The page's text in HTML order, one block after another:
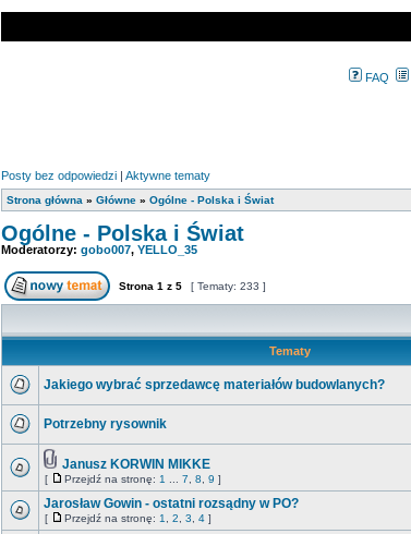
FAQ
Posty bez odpowiedzi | Aktywne tematy
Strona główna » Główne » Ogólne - Polska i Świat
Ogólne - Polska i Świat
Moderatorzy: gobo007, YELLO_35
Strona 1 z 5 [ Tematy: 233 ]
Tematy
Jakiego wybrać sprzedawcę materiałów budowlanych?
Potrzebny rysownik
Janusz KORWIN MIKKE
[ Przejdź na stronę: 1 7 8 9 ]
Jarosław Gowin - ostatni rozsądny w PO?
[ Przejdź na stronę: 1 2 3 4 ]